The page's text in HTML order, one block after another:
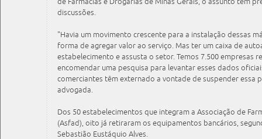
discussões.
"Havia um movimento crescente para a instalação dessas
forma de agregar valor ao serviço. Mas ter um caixa de
estabelecimento e assusta o setor. Temos 7.500 empresas
encomendar uma pesquisa para levantar esses dados
comerciantes têm externado a vontade de suspender essa
advogada.
Dos 50 estabelecimentos que integram a Associação de
(Asfad), oito já retiraram os equipamentos bancários,
Sebastião Eustáquio Alves.